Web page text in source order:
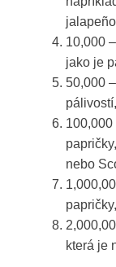
10,000
jako je
50,000
nebo
která je